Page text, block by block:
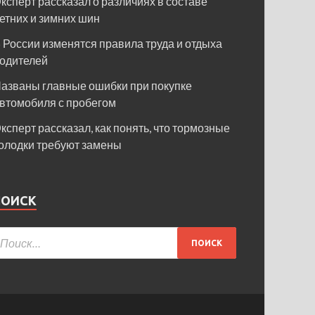
и зимних шин
России изменятся правила труда и отдыха
главные ошибки при покупке
с пробегом
рассказал, как понять, что тормозные
требуют замены